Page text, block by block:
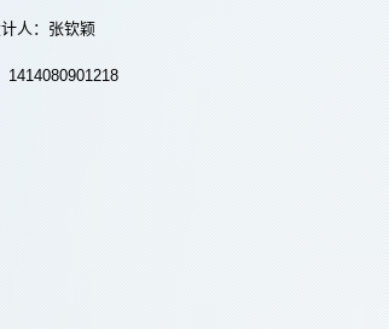
人：张钦颖
1414080901218